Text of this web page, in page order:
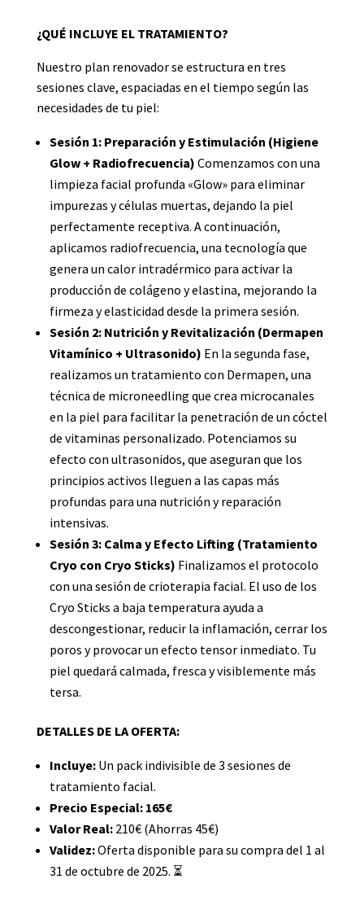
¿QUÉ INCLUYE EL TRATAMIENTO?
Nuestro plan renovador se estructura en tres
sesiones clave, espaciadas en el tiempo según las
necesidades de tu piel:
Sesión 1: Preparación y Estimulación (Higiene
Glow + Radiofrecuencia) Comenzamos con una
limpieza facial profunda «Glow» para eliminar
impurezas y células muertas, dejando la piel
perfectamente receptiva. A continuación,
aplicamos radiofrecuencia, una tecnología que
genera un calor intradérmico para activar la
producción de colágeno y elastina, mejorando la
firmeza y elasticidad desde la primera sesión.
Sesión 2: Nutrición y Revitalización (Dermapen
Vitamínico + Ultrasonido) En la segunda fase,
realizamos un tratamiento con Dermapen, una
técnica de microneedling que crea microcanales
en la piel para facilitar la penetración de un cóctel
de vitaminas personalizado. Potenciamos su
efecto con ultrasonidos, que aseguran que los
principios activos lleguen a las capas más
profundas para una nutrición y reparación
intensivas.
Sesión 3: Calma y Efecto Lifting (Tratamiento
Cryo con Cryo Sticks) Finalizamos el protocolo
con una sesión de crioterapia facial. El uso de los
Cryo Sticks a baja temperatura ayuda a
descongestionar, reducir la inflamación, cerrar los
poros y provocar un efecto tensor inmediato. Tu
piel quedará calmada, fresca y visiblemente más
tersa.
DETALLES DE LA OFERTA:
Incluye:Un pack indivisible de 3 sesiones de
tratamiento facial.
Precio Especial: 165€
Valor Real:210€ (Ahorras 45€)
Validez:Oferta disponible para su compra del 1 al
31 de octubre de 2025. ⏳